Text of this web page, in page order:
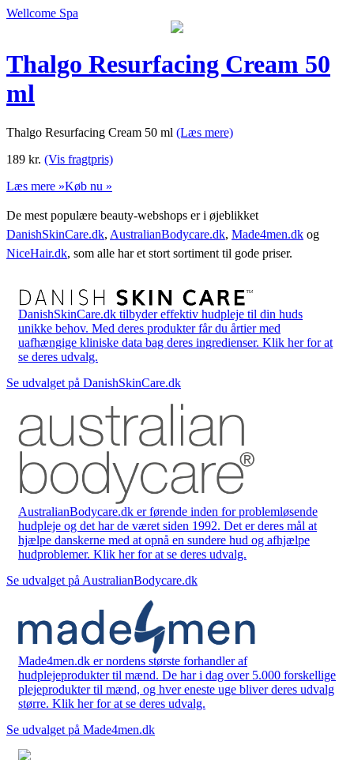
Wellcome Spa
Thalgo Resurfacing Cream 50
ml
Thalgo Resurfacing Cream 50 ml (Læs mere)
189 kr. (Vis fragtpris)
Læs mere »Køb nu »
De mest populære beauty-webshops er i øjeblikket
DanishSkinCare.dk, AustralianBodycare.dk, Made4men.dk og
NiceHair.dk, som alle har et stort sortiment til gode priser.
DanishSkinCare.dk tilbyder effektiv hudpleje til din huds
unikke behov. Med deres produkter får du årtier med
uafhængige kliniske data bag deres ingredienser. Klik her for at
se deres udvalg.
Se udvalget på DanishSkinCare.dk
AustralianBodycare.dk er førende inden for problemløsende
hudpleje og det har de været siden 1992. Det er deres mål at
hjælpe danskerne med at opnå en sundere hud og afhjælpe
hudproblemer. Klik her for at se deres udvalg.
Se udvalget på AustralianBodycare.dk
Made4men.dk er nordens største forhandler af
hudplejeprodukter til mænd. De har i dag over 5.000 forskellige
plejeprodukter til mænd, og hver eneste uge bliver deres udvalg
større. Klik her for at se deres udvalg.
Se udvalget på Made4men.dk